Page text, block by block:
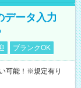
データ入力
ブランクOK
可能！※規定有り